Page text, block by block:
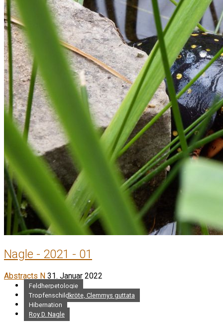
Nagle - 2021 - 01
Abstracts N 31. Januar 2022
Feldherpetologie
Tropfenschildkröte, Clemmys guttata
Hibernation
Roy D. Nagle